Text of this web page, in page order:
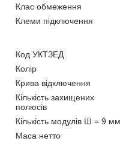
Клас обмеження
Клеми підключення
Код УКТЗЕД
Колір
Крива відключення
Кількість захищених
полюсів
Кількість модулів Ш = 9 мм
Маса нетто